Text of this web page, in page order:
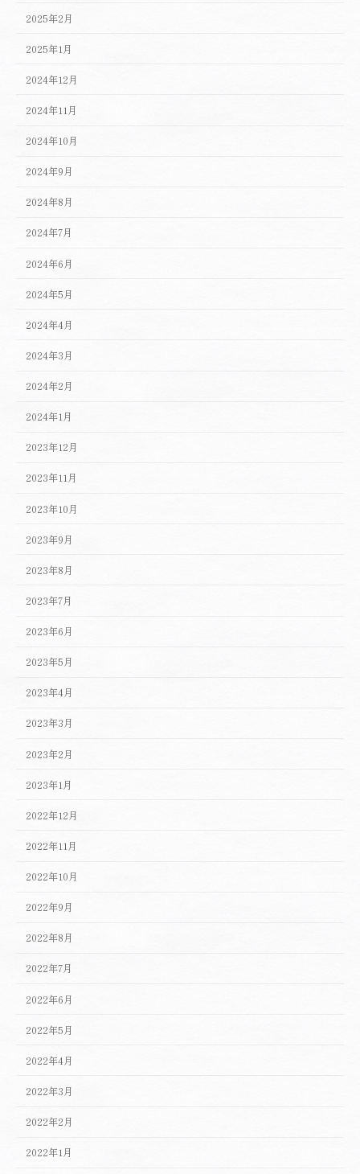
2025年2月
2025年1月
2024年12月
2024年11月
2024年10月
2024年9月
2024年8月
2024年7月
2024年6月
2024年5月
2024年4月
2024年3月
2024年2月
2024年1月
2023年12月
2023年11月
2023年10月
2023年9月
2023年8月
2023年7月
2023年6月
2023年5月
2023年4月
2023年3月
2023年2月
2023年1月
2022年12月
2022年11月
2022年10月
2022年9月
2022年8月
2022年7月
2022年6月
2022年5月
2022年4月
2022年3月
2022年2月
2022年1月